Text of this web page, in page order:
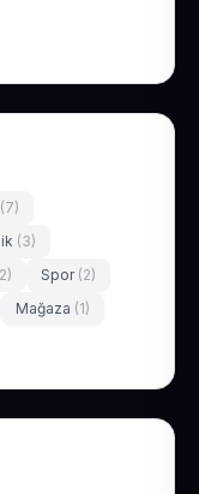
(7)
(3)
Spor (2)
Mağaza (1)